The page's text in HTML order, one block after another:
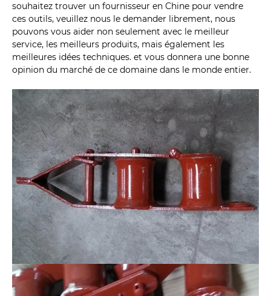
souhaitez trouver un fournisseur en Chine pour vendre
ces outils, veuillez nous le demander librement, nous
pouvons vous aider non seulement avec le meilleur
service, les meilleurs produits, mais également les
meilleures idées techniques. et vous donnera une bonne
opinion du marché de ce domaine dans le monde entier.